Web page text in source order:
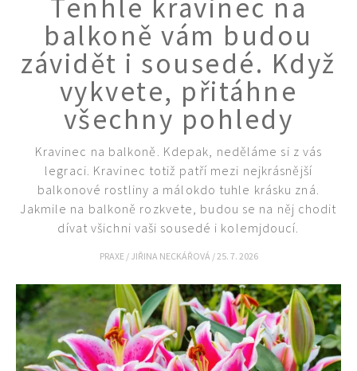
KVÍZY A TESTY
Tenhle kravinec na
balkoně vám budou
závidět i sousedé. Když
vykvete, přitáhne
všechny pohledy
Kravinec na balkoně. Kdepak, neděláme si z vás
legraci. Kravinec totiž patří mezi nejkrásnější
balkonové rostliny a málokdo tuhle krásku zná.
Jakmile na balkoně rozkvete, budou se na něj chodit
dívat všichni vaši sousedé i kolemjdoucí.
PRAXE / JIŘINA NECKÁŘOVÁ / 25. 7. 2026